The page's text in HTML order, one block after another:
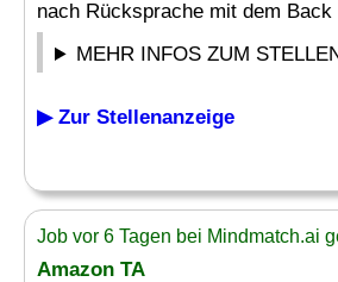
nach Rücksprache mit dem Back
MEHR INFOS ZUM
▶ Zur Stellenanzeige
Job vor 6 Tagen bei Mindmatch.ai
Amazon TA